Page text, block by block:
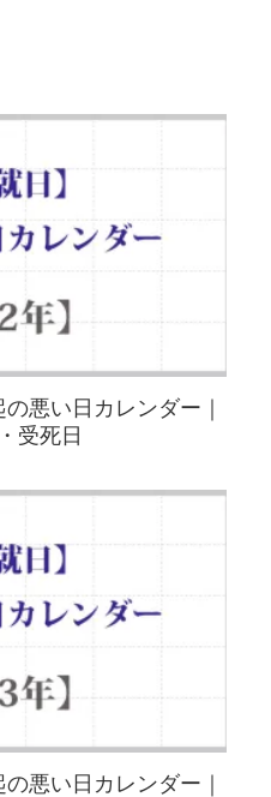
悪い日カレンダー｜
受死日
悪い日カレンダー｜